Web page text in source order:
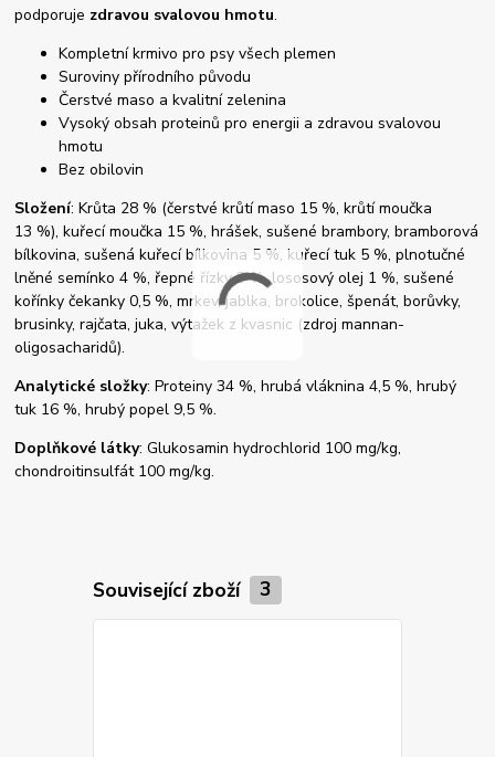
podporuje zdravou svalovou hmotu.
Kompletní krmivo pro psy všech plemen
Suroviny přírodního původu
Čerstvé maso a kvalitní zelenina
Vysoký obsah proteinů pro energii a zdravou svalovou
hmotu
Bez obilovin
Složení: Krůta 28 % (čerstvé krůtí maso 15 %, krůtí moučka
13 %), kuřecí moučka 15 %, hrášek, sušené brambory, bramborová
bílkovina, sušená kuřecí bílkovina 5 %, kuřecí tuk 5 %, plnotučné
lněné semínko 4 %, řepné řízky 3 %, lososový olej 1 %, sušené
kořínky čekanky 0,5 %, mrkev, jablka, brokolice, špenát, borůvky,
brusinky, rajčata, juka, výtažek z kvasnic (zdroj mannan-
oligosacharidů).
Analytické složky: Proteiny 34 %, hrubá vláknina 4,5 %, hrubý
tuk 16 %, hrubý popel 9,5 %.
Doplňkové látky: Glukosamin hydrochlorid 100 mg/kg,
chondroitinsulfát 100 mg/kg.
Související zboží 3